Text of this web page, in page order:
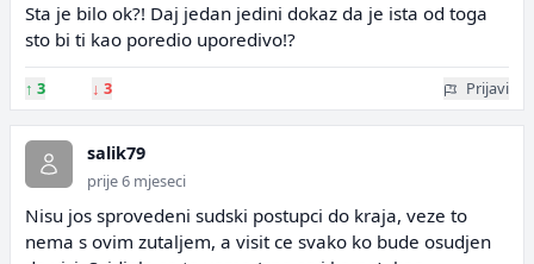
Sta je bilo ok?! Daj jedan jedini dokaz da je ista od toga
sto bi ti kao poredio uporedivo!?
↑ 3 ↓ 3 Prijavi
salik79
prije 6 mjeseci
Nisu jos sprovedeni sudski postupci do kraja, veze to
nema s ovim zutaljem, a visit ce svako ko bude osudjen